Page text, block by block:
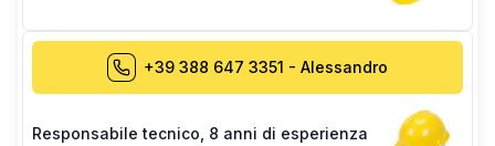
+39 388 647 3351 - Alessandro
Responsabile tecnico 8 anni di esperienza